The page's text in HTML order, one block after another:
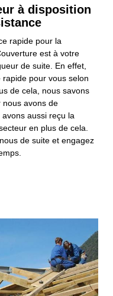
à disposition
rapide pour la
est à votre
de suite. En effet,
pour vous selon
de cela, nous savons
nous avons de
avons aussi reçu la
en plus de cela.
de suite et engagez